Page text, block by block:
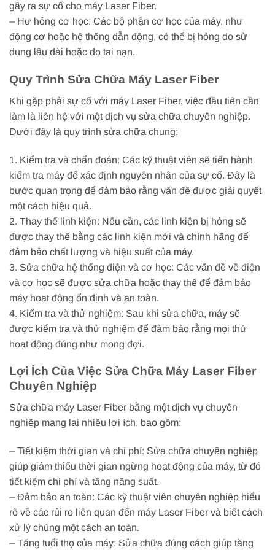
gây ra sự cố cho máy Laser Fiber.
– Hư hỏng cơ học: Các bộ phận cơ học của máy, như
động cơ hoặc hệ thống dẫn động, có thể bị hỏng do sử
dụng lâu dài hoặc do tai nạn.
Quy Trình Sửa Chữa Máy Laser Fiber
Khi gặp phải sự cố với máy Laser Fiber, việc đầu tiên cần
làm là liên hệ với một dịch vụ sửa chữa chuyên nghiệp.
Dưới đây là quy trình sửa chữa chung:
1. Kiểm tra và chẩn đoán: Các kỹ thuật viên sẽ tiến hành
kiểm tra máy để xác định nguyên nhân của sự cố. Đây là
bước quan trọng để đảm bảo rằng vấn đề được giải quyết
một cách hiệu quả.
2. Thay thế linh kiện: Nếu cần, các linh kiện bị hỏng sẽ
được thay thế bằng các linh kiện mới và chính hãng để
đảm bảo chất lượng và hiệu suất của máy.
3. Sửa chữa hệ thống điện và cơ học: Các vấn đề về điện
và cơ học sẽ được sửa chữa hoặc thay thế để đảm bảo
máy hoạt động ổn định và an toàn.
4. Kiểm tra và thử nghiệm: Sau khi sửa chữa, máy sẽ
được kiểm tra và thử nghiệm để đảm bảo rằng mọi thứ
hoạt động đúng như mong đợi.
Lợi Ích Của Việc Sửa Chữa Máy Laser Fiber
Chuyên Nghiệp
Sửa chữa máy Laser Fiber bằng một dịch vụ chuyên
nghiệp mang lại nhiều lợi ích, bao gồm:
– Tiết kiệm thời gian và chi phí: Sửa chữa chuyên nghiệp
giúp giảm thiểu thời gian ngừng hoạt động của máy, từ đó
tiết kiệm chi phí và tăng năng suất.
– Đảm bảo an toàn: Các kỹ thuật viên chuyên nghiệp hiểu
rõ về các rủi ro liên quan đến máy Laser Fiber và biết cách
xử lý chúng một cách an toàn.
– Tăng tuổi thọ của máy: Sửa chữa đúng cách giúp tăng